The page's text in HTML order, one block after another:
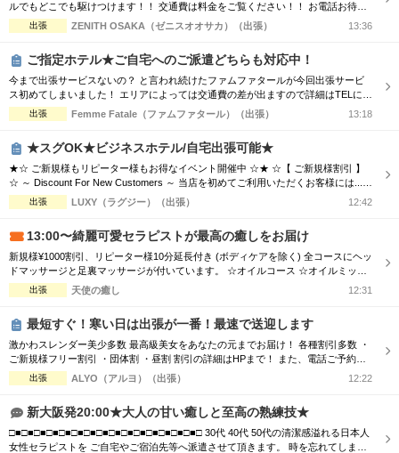
専用駐車場あり 有資格者在籍
スタッフ指名可 Ｗセラピスト
駅から徒歩5分以内
閉じる
ルでもどこでも駆けつけます！！ 交通費は料金をご覧ください！！ お電話お待ち
しております(^^♪ TEL070-5654-8310 営業時間;10:00-翌5:00 場所;日本橋、谷九付
近
出張 ZENITH OSAKA（ゼニスオオサカ）（出張） 13:36
ご指定ホテル★ご自宅へのご派遣どちらも対応中！
今まで出張サービスないの？ と言われ続けたファムファタールが今回出張サービ
ス初めてしまいました！ エリアによっては交通費の差が出ますので詳細はTELにて
お伝えさせて頂きます。 90分コース17000円 120分コース23000円 でのご案内☆
是非この機会に一度お電話お待ちしております
出張 Femme Fatale（ファムファタール）（出張） 13:18
★スグOK★ビジネスホテル/自宅出張可能★
★☆ ご新規様もリピーター様もお得なイベント開催中 ☆★ ☆【 ご新規様割引 】
☆ ～ Discount For New Customers ～ 当店を初めてご利用いただくお客様には...
・初回限定で各コース総額より3,000円割引 ☆【 新人割 】☆ ～ New Face Therapi
st ～ NEW FACE マークの付いているセラピスト限定 ・各コース総額より3,000円
出張 LUXY（ラグジー）（出張） 12:42
13:00〜綺麗可愛セラピストが最高の癒しをお届け
新規様¥1000割引、リピーター様10分延長付き (ボディケアを除く) 全コースにヘッ
ドマッサージと足裏マッサージが付いています。 ☆オイルコース ☆オイルミック
スコース 90分 ￥13,000→¥12,000 120分 ￥16,000→¥15,000 150分 ￥20,000→¥19,
出張 天使の癒し 12:31
最短すぐ！寒い日は出張が一番！最速で送迎します
激かわスレンダー美少多数 最高級美女をあなたの元までお届け！ 各種割引多数 ・
ご新規様フリー割引 ・団体割 ・昼割 割引の詳細はHPまで！ また、電話ご予約を
優先させて頂きますので、 ご予約の際はお電話をオススメ致します！ ご了承下さ
いませ☆
出張 ALYO（アルヨ）（出張） 12:22
新大阪発20:00★大人の甘い癒しと至高の熟練技★
□■□■□■□■□■□■□■□■□■□■□■□■□■□■□■□ 30代 40代 50代の清潔感溢れる日本人
女性セラピストを ご自宅やご宿泊先等へ派遣させて頂きます。 時を忘れてしまう